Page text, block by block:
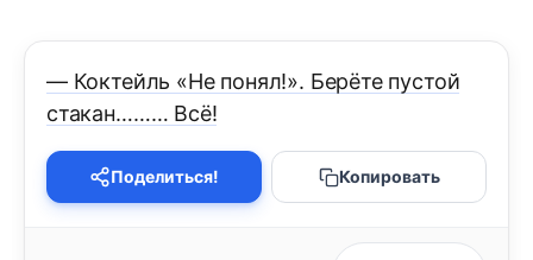
— Коктейль «Не понял!». Берёте пустой
стакан……… Всё!
Поделиться! Копировать